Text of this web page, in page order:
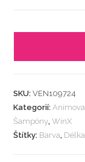
SKU:VEN109724
Kategorií:
Šampóny,WinX
Štítky: Barva, Délka